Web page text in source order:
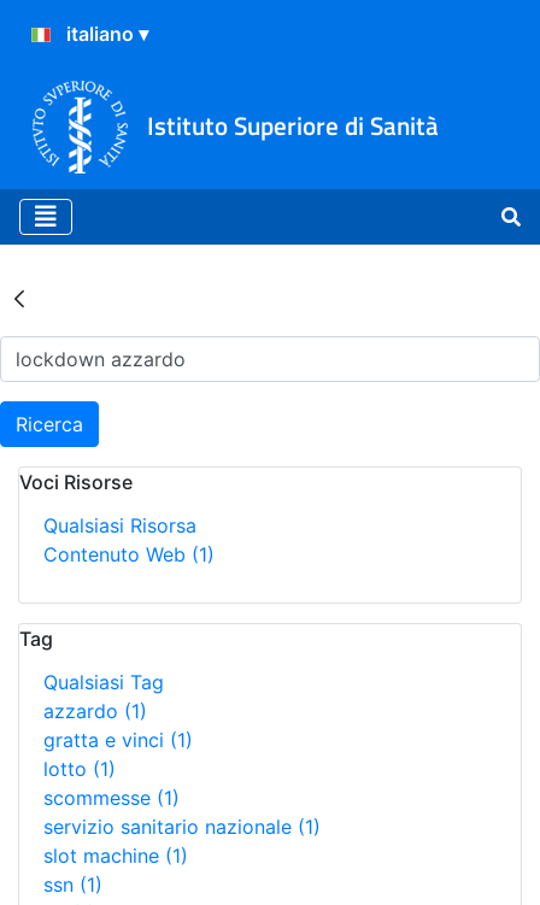
Istituto Superiore di Sanità
Risultati della Ricerca -
Ricerca
Voci Risorse
Qualsiasi Risorsa
Contenuto Web (1)
Tag
Qualsiasi Tag
azzardo (1)
gratta e vinci (1)
lotto (1)
scommesse (1)
servizio sanitario nazionale (1)
slot machine (1)
ssn (1)